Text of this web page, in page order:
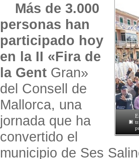
Más de 3.000
personas han
participado hoy
en la II «Fira de
la Gent Gran»
del Consell de
Mallorca, una
jornada que ha
convertido el
municipio de Ses